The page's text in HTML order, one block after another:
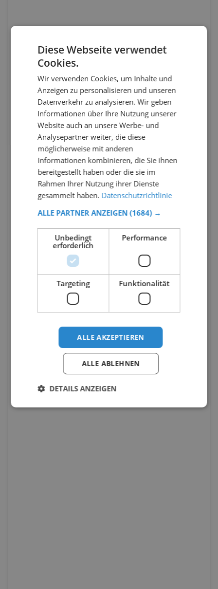
Diese Webseite verwendet
Cookies.
Wir verwenden Cookies, um Inhalte und
Anzeigen zu personalisieren und unseren
Datenverkehr zu analysieren. Wir geben
Informationen über Ihre Nutzung unserer
Website auch an unsere Werbe- und
Analysepartner weiter, die diese
möglicherweise mit anderen
Informationen kombinieren, die Sie ihnen
bereitgestellt haben oder die sie im
Rahmen Ihrer Nutzung ihrer Dienste
gesammelt haben. Datenschutzrichtlinie
ALLE PARTNER ANZEIGEN (1684) →
Unbedingt
erforderlich
Performance
Targeting Funktionalität
ALLE AKZEPTIEREN
ALLE ABLEHNEN
DETAILS ANZEIGEN